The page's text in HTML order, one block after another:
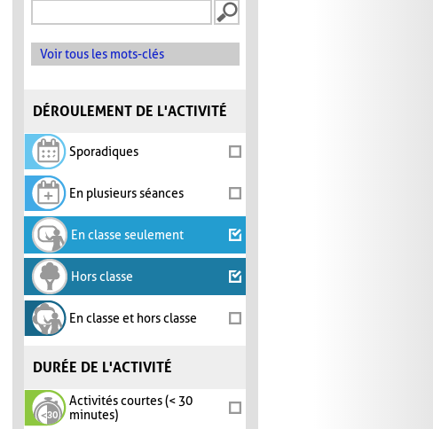
Voir tous les mots-clés
DÉROULEMENT DE L'ACTIVITÉ
Sporadiques
En plusieurs séances
En classe seulement
Hors classe
En classe et hors classe
DURÉE DE L'ACTIVITÉ
Activités courtes (< 30
minutes)